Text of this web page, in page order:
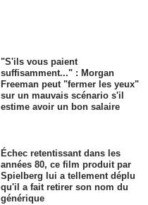
"S'ils vous paient
suffisamment..." : Morgan
Freeman peut "fermer les yeux"
sur un mauvais scénario s'il
estime avoir un bon salaire
Échec retentissant dans les
années 80, ce film produit par
Spielberg lui a tellement déplu
qu'il a fait retirer son nom du
générique